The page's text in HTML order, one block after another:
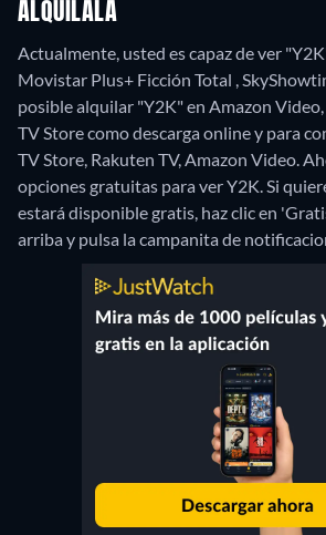
ALQUÍLALA
Actualmente, usted es capaz de ver
Movistar Plus+ Ficción Total ,
posible alquilar "Y2K" en Amazon
TV Store como descarga online y para
TV Store, Rakuten TV, Amazon Video.
opciones gratuitas para ver Y2K. Si
estará disponible gratis, haz clic en
arriba y pulsa la campanita de